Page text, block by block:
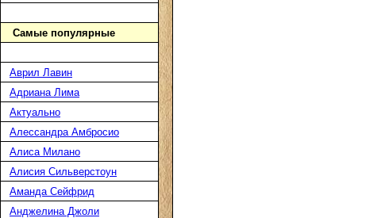
Самые популярные
Аврил Лавин
Адриана Лима
Актуально
Алессандра Амбросио
Алиса Милано
Алисия Сильверстоун
Аманда Сейфрид
Анджелина Джоли